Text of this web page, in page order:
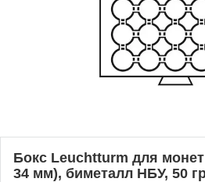
Бокс Leuchtturm для монет
34 мм), биметалл НБУ, 50